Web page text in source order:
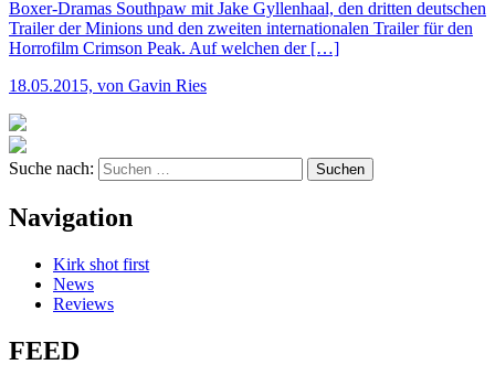
Boxer-Dramas Southpaw mit Jake Gyllenhaal, den dritten deutschen
Trailer der Minions und den zweiten internationalen Trailer für den
Horrofilm Crimson Peak. Auf welchen der […]
18.05.2015, von Gavin Ries
Suche nach:
Navigation
Kirk shot first
News
Reviews
FEED